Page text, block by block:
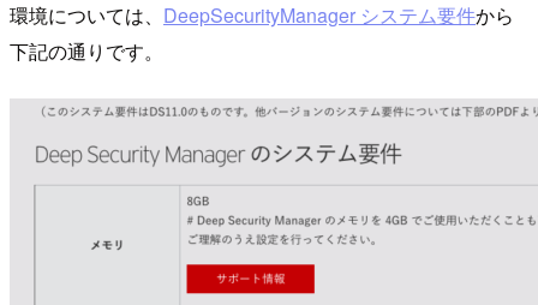
環境については、 DeepSecurityManager システム要件から
下記の通りです。